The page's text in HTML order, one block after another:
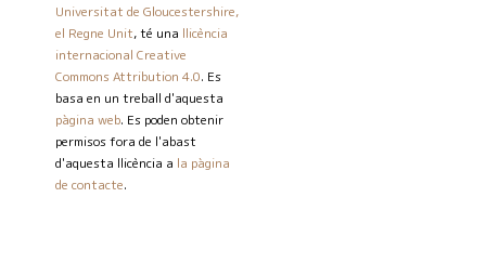
Universitat de Gloucestershire,
el Regne Unit, té una llicència
internacional Creative
Commons Attribution 4.0. Es
basa en un treball d'aquesta
pàgina web. Es poden obtenir
permisos fora de l'abast
d'aquesta llicència a la pàgina
de contacte.